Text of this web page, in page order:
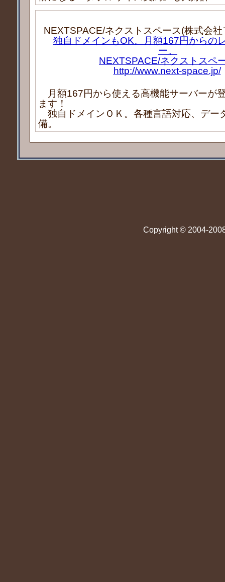
NEXTSPACE/ネクストスペース(株式会
独自ドメインもOK。月額167円からの
ー。
NEXTSPACE/ネクストスペ
http://www.next-space.jp/
月額167円から使える高機能サーバーが
ます！
独自ドメインＯＫ。各種言語対応、デー
備。
Copyright © 2004-